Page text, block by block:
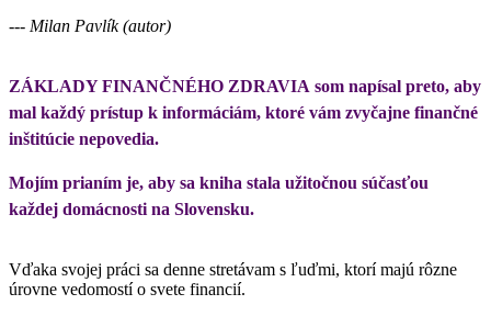
--- Milan Pavlík (autor)
ZÁKLADY FINANČNÉHO ZDRAVIA som napísal preto, aby
mal každý prístup k informáciám, ktoré vám zvyčajne finančné
inštitúcie nepovedia.
Mojím prianím je, aby sa kniha stala užitočnou súčasťou
každej domácnosti na Slovensku.
Vďaka svojej práci sa denne stretávam s ľuďmi, ktorí majú rôzne
úrovne vedomostí o svete financií.